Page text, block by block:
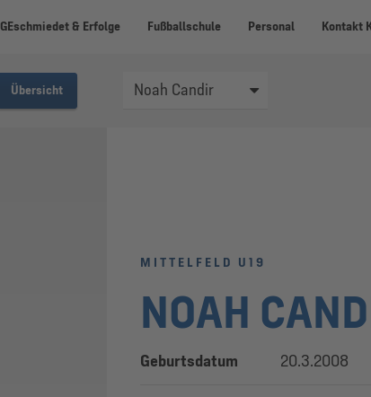
GEschmiedet & Erfolge Fußballschule Personal Kontakt
Übersicht
MITTELFELD U19
NOAH
Geburtsdatum 20.3.2008